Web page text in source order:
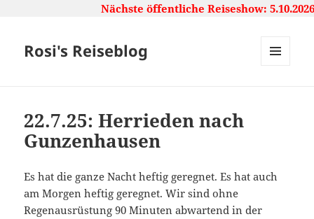
Nächste öffentliche Reiseshow:
Rosi's Reiseblog
22.7.25: Herrieden nach
Gunzenhausen
Es hat die ganze Nacht heftig geregnet. Es hat auch
am Morgen heftig geregnet. Wir sind ohne
Regenausrüstung 90 Minuten abwartend in der